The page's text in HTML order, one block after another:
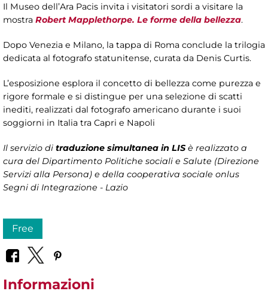
Il Museo dell’Ara Pacis invita i visitatori sordi a visitare la
mostra Robert Mapplethorpe. Le forme della bellezza.
Dopo Venezia e Milano, la tappa di Roma conclude la trilogia
dedicata al fotografo statunitense, curata da Denis Curtis.
L’esposizione esplora il concetto di bellezza come purezza e
rigore formale e si distingue per una selezione di scatti
inediti, realizzati dal fotografo americano durante i suoi
soggiorni in Italia tra Capri e Napoli
Il servizio di traduzione simultanea in LIS è realizzato a
cura del Dipartimento Politiche sociali e Salute (Direzione
Servizi alla Persona) e della cooperativa sociale onlus
Segni di Integrazione - Lazio
Free
Informazioni